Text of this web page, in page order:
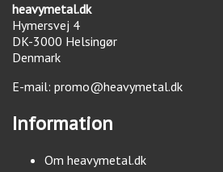
heavymetal.dk
Hymersvej 4
DK-3000 Helsingør
Denmark
E-mail: promo@heavymetal.dk
Information
Om heavymetal.dk